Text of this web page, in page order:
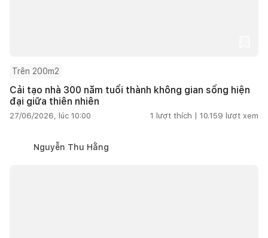
Trên 200m2
Cải tạo nhà 300 năm tuổi thành không gian sống hiện
đại giữa thiên nhiên
27/06/2026, lúc 10:00 1 lượt thích | 10.159 lượt xem
Nguyễn Thu Hằng